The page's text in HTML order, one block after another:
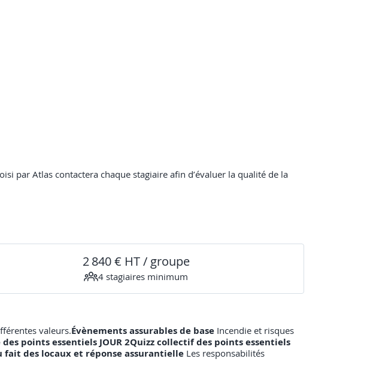
par Atlas contactera chaque stagiaire afin d’évaluer la qualité de la
2 840 € HT / groupe
4 stagiaires minimum
valeurs.Évènements assurables de base Incendie et risques
des points essentiels JOUR 2Quizz collectif des points essentiels
fait des locaux et réponse assurantielle Les responsabilités